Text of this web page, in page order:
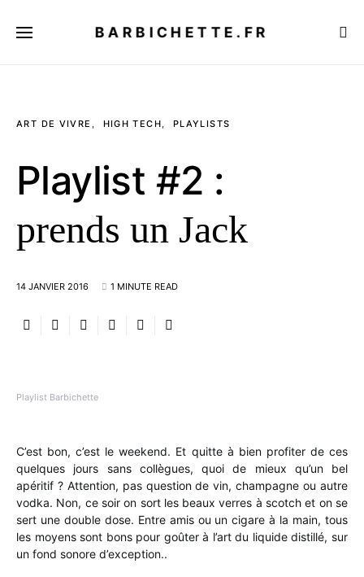
BARBICHETTE.FR
Playlist Barbichette
ART DE VIVRE HIGH TECH PLAYLISTS
Playlist #2 :
prends un Jack
14 JANVIER 2016 1 MINUTE READ
C’est bon, c’est le weekend. Et quitte à bien profiter de ces
quelques jours sans collègues, quoi de mieux qu’un bel
apéritif ? Attention, pas question de vin, champagne ou autre
vodka. Non, ce soir on sort les beaux verres à scotch et on se
sert une double dose. Entre amis ou un cigare à la main, tous
les moyens sont bons pour goûter à l’art du liquide distillé, sur
un fond sonore d’exception..